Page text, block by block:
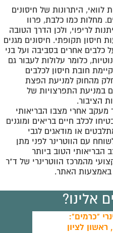
היתרונות של חיסונים
מחלות כמו כלבת, פרוו
לריפוי, ולכן הדרך הטובה
חיסון תקופתי. חיסונים מגנים
אחרים בסביבה ועל בני
כלומר עלולות לעבור גם
חובת חיסון לכלבים
מהחוק למניעת הפצת
במניעת התפרצויות של
הציבור.
מעקב אחרי מצבו הבריאותי
לכלב חיים בריאים ומוגנים
או מודאגים לגבי
עם הווטרינר לפני מתן
הבריאותי הטוב ביותר
מהמרכז הווטרינרי של ד"ר
באמצעות האתר.
אלינו?
"כרמים":